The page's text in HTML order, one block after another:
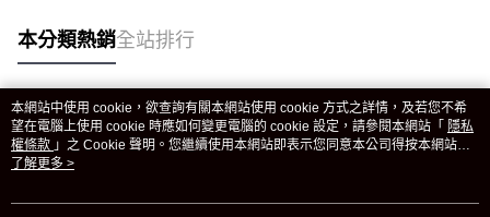
本分類熱銷全站排行
熱門標籤
本網站中使用 cookie，欲查詢有關本網站使用 cookie 方式之詳情，及若您不希
望在電腦上使用 cookie 時應如何變更電腦的 cookie 設定，請參閱本網站「 隱私
權條款 」之 Cookie 聲明。您繼續使用本網站即表示您同意本公司得按本網站使
用條款之 Cookie 聲明使用 cookie。
了解更多 >